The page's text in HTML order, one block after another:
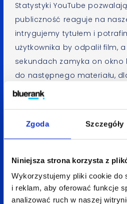
Zgoda Szczegóły
Niniejsza strona korzysta z
Wykorzystujemy pliki cookie do
i reklam, aby oferować funkcje
analizować ruch w naszej
Statystyki YouTube
publiczność reaguje na
intrygujemy tytułem i
użytkownika by odpalił film,
sekundach zamyka on okno
do następnego materiału,
to sygnał, że wideo nie jest
i konstruować natępny
aż do samego końca. Sama
ma znaczenie – nie może
a jednocześnie filmy powyżej
nie są dobrze oceniane w